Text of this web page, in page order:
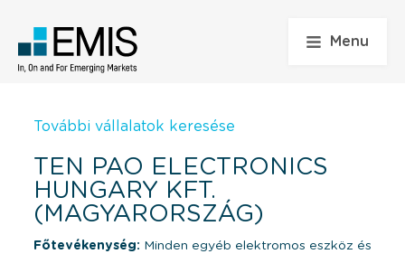
Menu
További vállalatok keresése
TEN PAO ELECTRONICS
HUNGARY KFT.
(MAGYARORSZÁG)
Főtevékenység: Minden egyéb elektromos eszköz és